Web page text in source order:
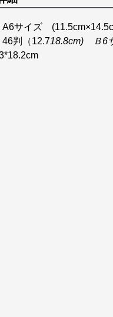
A6サイズ
判（12.718.8cm) Ｂ6